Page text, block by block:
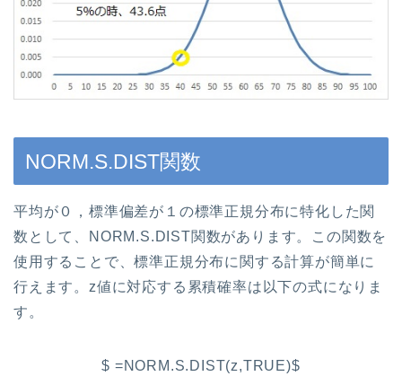
NORM.S.DIST関数
平均が０，標準偏差が１の標準正規分布に特化した関
数として、NORM.S.DIST関数があります。この関数を
使用することで、標準正規分布に関する計算が簡単に
行えます。z値に対応する累積確率は以下の式になりま
す。
$ =NORM.S.DIST(z,TRUE)$